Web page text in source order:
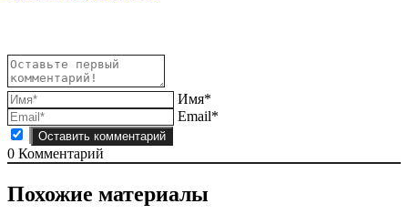
Имя*
Email*
0 Комментарий
Похожие материалы